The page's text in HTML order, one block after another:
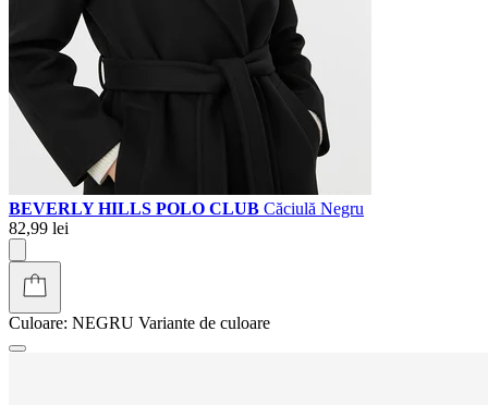
BEVERLY HILLS POLO CLUB Căciulă Negru
82,99 lei
Culoare: NEGRU Variante de culoare